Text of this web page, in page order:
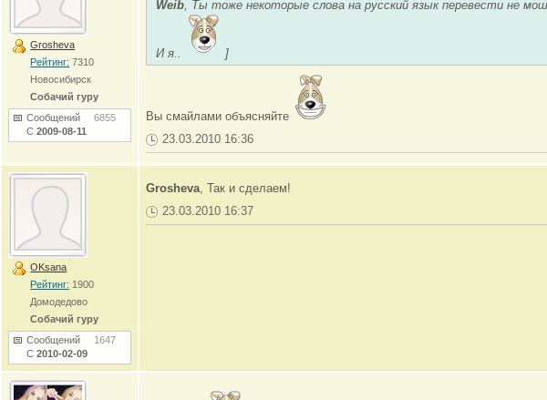
Grosheva
Рейтинг: 7310
Новосибирск
Собачий гуру
Сообщений6855
С2009-08-11
Weib, Ты тоже некоторые слова на русский язык перевести не
И я.. ]
Вы смайлами объясняйте
23.03.2010 16:36
OKsana
Рейтинг: 1900
Домодедово
Собачий гуру
Сообщений 1647
С2010-02-09
Grosheva, Так и сделаем!
23.03.2010 16:37